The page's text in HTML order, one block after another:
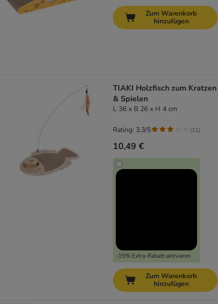
Zum Warenkorb
hinzufügen
TIAKI Holzfisch zum Kratzen
& Spielen
L 36 x B 26 x H 4 cm
10,49 €
-15% Extra-Rabatt aktivieren
Rating: 3.3/5 (11)
Zum Warenkorb
hinzufügen